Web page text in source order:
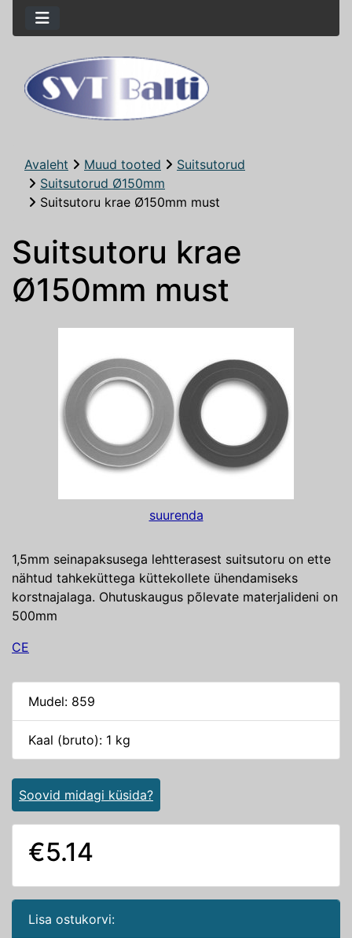
Avaleht Muud tooted
Suitsutorud
Suitsutorud Ø150mm
Suitsutoru krae Ø150mm must
Suitsutoru krae
Ø150mm must
suurenda
1,5mm seinapaksusega lehtterasest suitsutoru on ette
nähtud tahkeküttega küttekollete ühendamiseks
korstnajalaga. Ohutuskaugus põlevate materjalideni on
500mm
CE
Mudel: 859
Kaal (bruto): 1 kg
Soovid midagi küsida?
€5.14
Lisa ostukorvi: